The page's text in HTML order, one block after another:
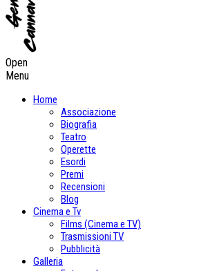
Open
Menu
Home
Associazione
Biografia
Teatro
Operette
Esordi
Premi
Recensioni
Blog
Cinema e Tv
Films (Cinema e TV)
Trasmissioni TV
Pubblicità
Galleria